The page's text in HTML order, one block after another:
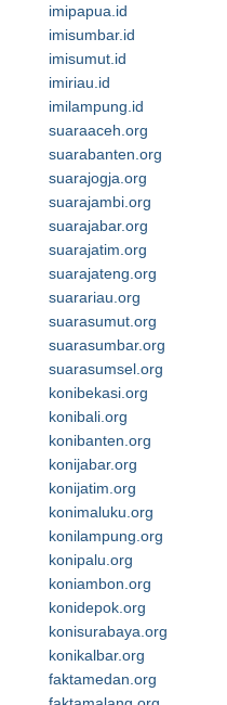
imipapua.id
imisumbar.id
imisumut.id
imiriau.id
imilampung.id
suaraaceh.org
suarabanten.org
suarajogja.org
suarajambi.org
suarajabar.org
suarajatim.org
suarajateng.org
suarariau.org
suarasumut.org
suarasumbar.org
suarasumsel.org
konibekasi.org
konibali.org
konibanten.org
konijabar.org
konijatim.org
konimaluku.org
konilampung.org
konipalu.org
koniambon.org
konidepok.org
konisurabaya.org
konikalbar.org
faktamedan.org